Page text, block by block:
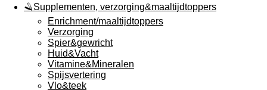
🪒Supplementen, verzorging&maaltijdtoppers
Enrichment/maaltijdtoppers
Verzorging
Spier&gewricht
Huid&Vacht
Vitamine&Mineralen
Spijsvertering
Vlo&teek